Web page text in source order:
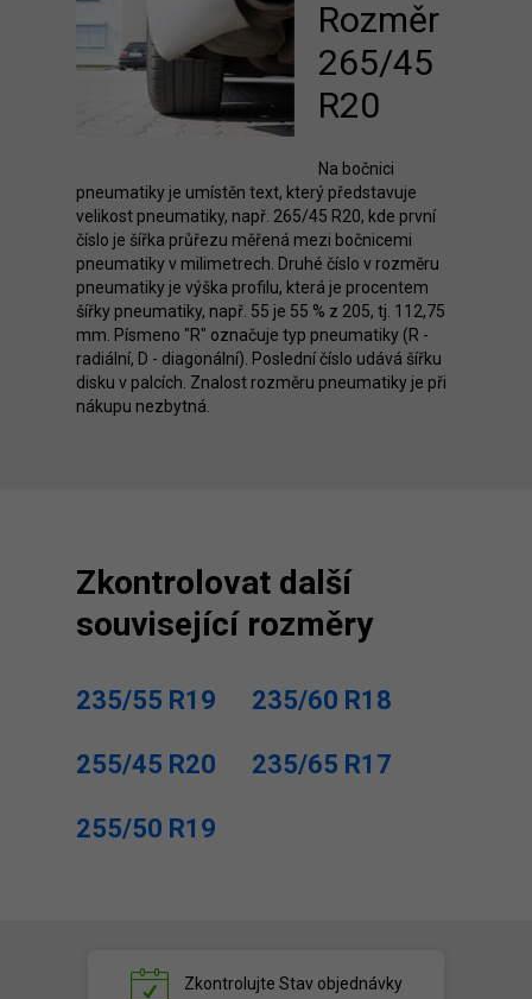
Rozměr
265/45
R20
Na bočnici
pneumatiky je umístěn text, který představuje
velikost pneumatiky, např. 265/45 R20, kde první
číslo je šířka průřezu měřená mezi bočnicemi
pneumatiky v milimetrech. Druhé číslo v rozměru
pneumatiky je výška profilu, která je procentem
šířky pneumatiky, např. 55 je 55 % z 205, tj. 112,75
mm. Písmeno "R" označuje typ pneumatiky (R -
radiální, D - diagonální). Poslední číslo udává šířku
disku v palcích. Znalost rozměru pneumatiky je při
nákupu nezbytná.
Zkontrolovat další
související rozměry
235/55 R19 235/60 R18
255/45 R20 235/65 R17
255/50 R19
Zkontrolujte Stav objednávky